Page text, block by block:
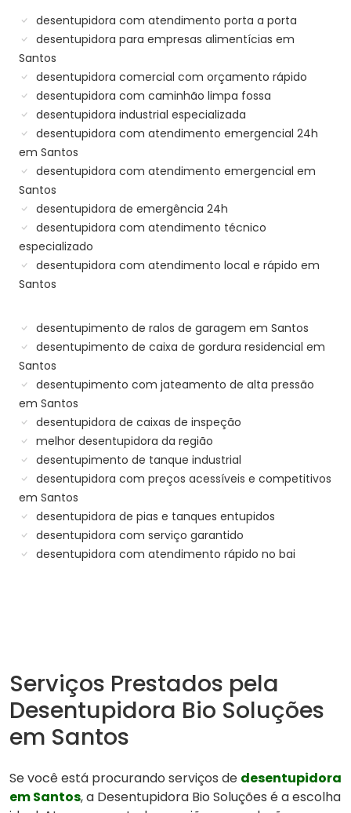
desentupidora com atendimento porta a porta
desentupidora para empresas alimentícias em
Santos
desentupidora comercial com orçamento rápido
desentupidora com caminhão limpa fossa
desentupidora industrial especializada
desentupidora com atendimento emergencial 24h
em Santos
desentupidora com atendimento emergencial em
Santos
desentupidora de emergência 24h
desentupidora com atendimento técnico
especializado
desentupidora com atendimento local e rápido em
Santos
desentupimento de ralos de garagem em Santos
desentupimento de caixa de gordura residencial em
Santos
desentupimento com jateamento de alta pressão
em Santos
desentupidora de caixas de inspeção
melhor desentupidora da região
desentupimento de tanque industrial
desentupidora com preços acessíveis e competitivos
em Santos
desentupidora de pias e tanques entupidos
desentupidora com serviço garantido
desentupidora com atendimento rápido no bai
Serviços Prestados pela
Desentupidora Bio Soluções
em Santos
Se você está procurando serviços de desentupidora
em Santos, a Desentupidora Bio Soluções é a escolha